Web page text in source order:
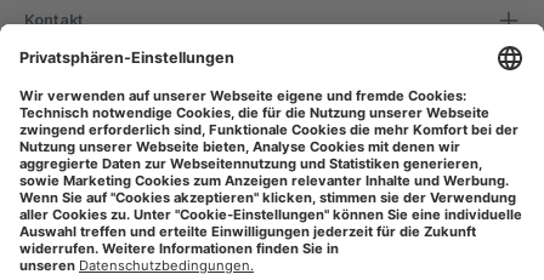
Kontakt
Serviceinformationen
Informationen
Unsere Vorteile
Versandarten